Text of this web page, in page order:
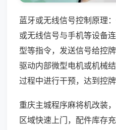
蓝牙或无线信号控制原理
或无线信号与手机等设备
型等指令，发送信号给控
驱动内部微型电机或机械
过程中进行干预，达到控牌
重庆主城程序麻将机改装
区域快速上门，配件库存